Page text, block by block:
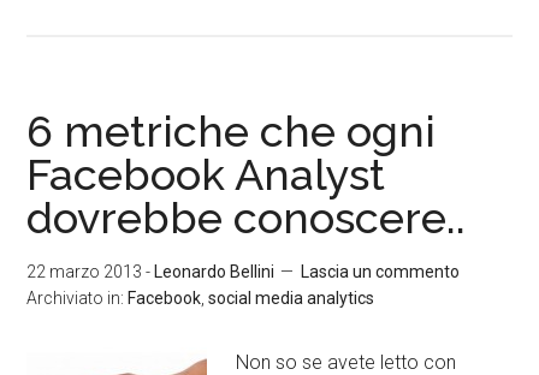
6 metriche che ogni
Facebook Analyst
dovrebbe conoscere..
22 marzo 2013 - Leonardo Bellini
Lascia un commento
Archiviato in: Facebook ,social media analytics
Non so se avete letto con